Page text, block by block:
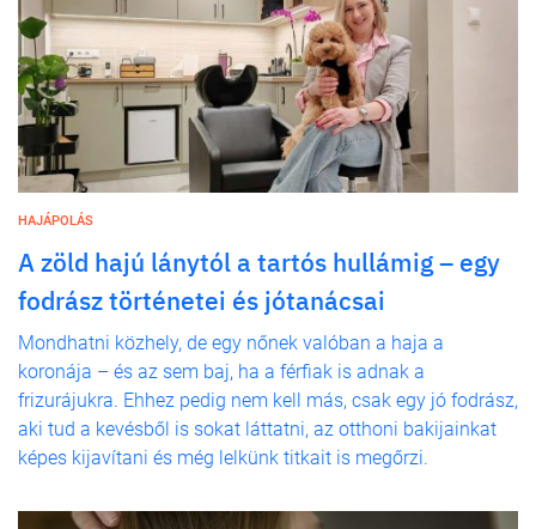
HAJÁPOLÁS
A zöld hajú lánytól a tartós hullámig – egy
fodrász történetei és jótanácsai
Mondhatni közhely, de egy nőnek valóban a haja a
koronája – és az sem baj, ha a férfiak is adnak a
frizurájukra. Ehhez pedig nem kell más, csak egy jó fodrász,
aki tud a kevésből is sokat láttatni, az otthoni bakijainkat
képes kijavítani és még lelkünk titkait is megőrzi.